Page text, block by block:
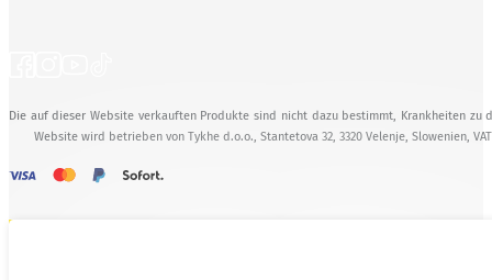
Die auf dieser Website verkauften Produkte sind nicht dazu bestimmt, Krankheiten
Website wird betrieben von Tykhe d.o.o., Stantetova 32, 3320 Velenje, Slowenien,